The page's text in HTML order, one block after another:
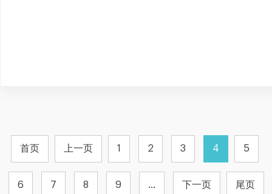
首页 上一页 1 2 3 4 5
6 7 8 9 ... 下一页 尾页